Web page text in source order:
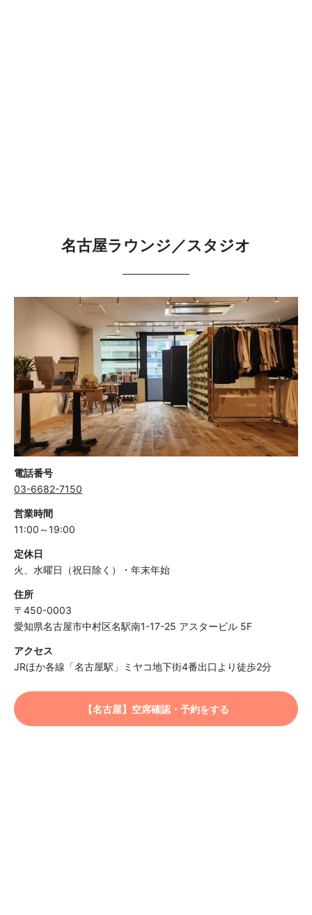
名古屋ラウンジ／スタジオ
電話番号
03-6682-7150
営業時間
11:00～19:00
定休日
火、水曜日（祝日除く）・年末年始
住所
〒450-0003
愛知県名古屋市中村区名駅南1-17-25 アスタービル 5F
アクセス
JRほか各線「名古屋駅」ミヤコ地下街4番出口より徒歩2分
【名古屋】空席確認・予約をする